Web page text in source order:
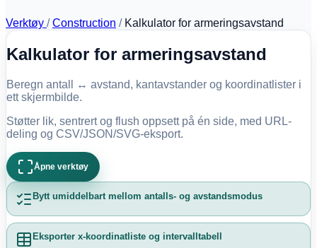
Verktøy / Construction / Kalkulator for armeringsavstand
Kalkulator for armeringsavstand
Beregn antall ↔ avstand, kantavstander og koordinatlister i
ett skjermbilde.
Støtter lik, sentrert og flush oppsett på én side, med URL-
deling og CSV/JSON/SVG-eksport.
Åpne verktøy
Bytt umiddelbart mellom antalls- og avstandsmodus
Eksporter x-koordinatliste og intervalltabell